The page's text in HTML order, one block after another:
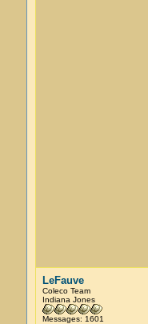
LeFauve
Coleco Team
Indiana Jones
Messages: 1601